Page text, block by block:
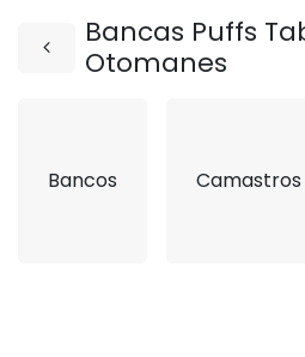
Bancas Puffs
Otomanes
Bancos Camastros